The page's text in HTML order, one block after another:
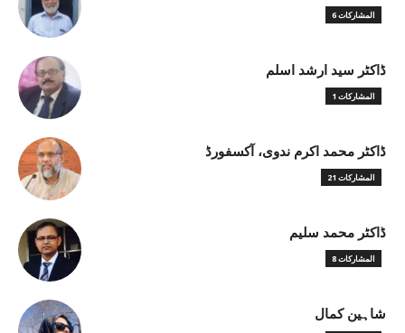
6 المشاركات
ڈاکٹر سید ارشد اسلم
1 المشاركات
ڈاکٹر محمد اکرم ندوی، آکسفورڈ
21 المشاركات
ڈاکٹر محمد سلیم
8 المشاركات
شاہین کمال